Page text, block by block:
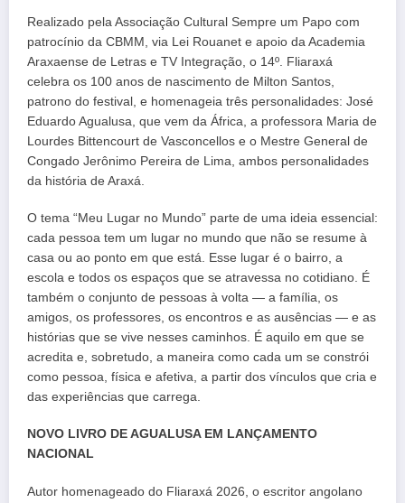
Realizado pela Associação Cultural Sempre um Papo com
patrocínio da CBMM, via Lei Rouanet e apoio da Academia
Araxaense de Letras e TV Integração, o 14º. Fliaraxá
celebra os 100 anos de nascimento de Milton Santos,
patrono do festival, e homenageia três personalidades: José
Eduardo Agualusa, que vem da África, a professora Maria de
Lourdes Bittencourt de Vasconcellos e o Mestre General de
Congado Jerônimo Pereira de Lima, ambos personalidades
da história de Araxá.
O tema “Meu Lugar no Mundo” parte de uma ideia essencial:
cada pessoa tem um lugar no mundo que não se resume à
casa ou ao ponto em que está. Esse lugar é o bairro, a
escola e todos os espaços que se atravessa no cotidiano. É
também o conjunto de pessoas à volta — a família, os
amigos, os professores, os encontros e as ausências — e as
histórias que se vive nesses caminhos. É aquilo em que se
acredita e, sobretudo, a maneira como cada um se constrói
como pessoa, física e afetiva, a partir dos vínculos que cria e
das experiências que carrega.
NOVO LIVRO DE AGUALUSA EM LANÇAMENTO
NACIONAL
Autor homenageado do Fliaraxá 2026, o escritor angolano